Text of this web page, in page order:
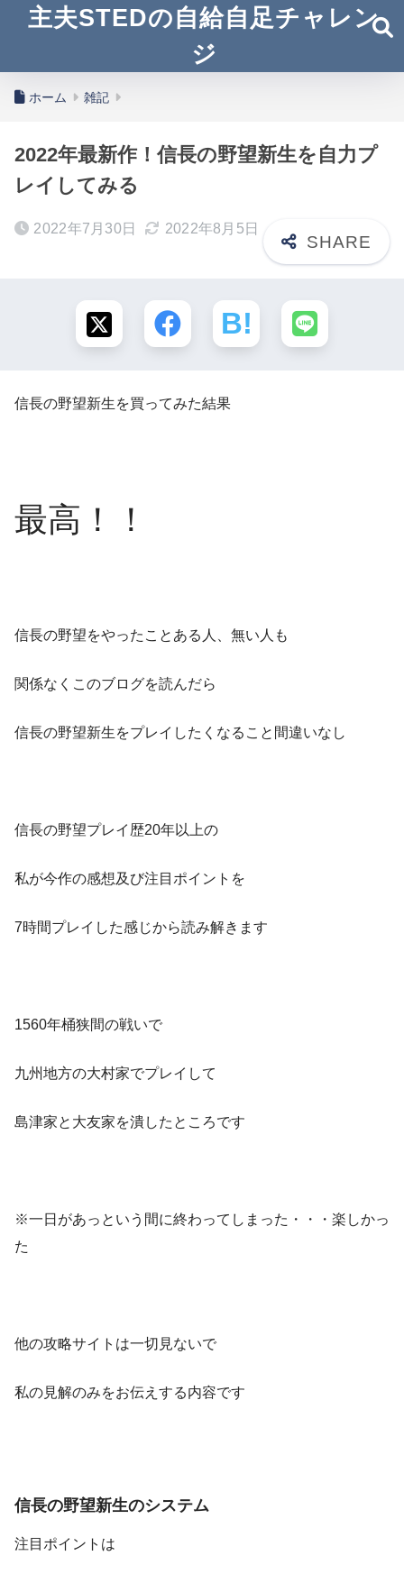
主夫STEDの自給自足チャレン
ジ
ホーム 雑記
2022年最新作！信長の野望新生を自力プ
レイしてみる
2022年7月30日 2022年8月5日
信長の野望新生を買ってみた結果
最高！！
信長の野望をやったことある人、無い人も
関係なくこのブログを読んだら
信長の野望新生をプレイしたくなること間違いなし
信長の野望プレイ歴20年以上の
私が今作の感想及び注目ポイントを
7時間プレイした感じから読み解きます
1560年桶狭間の戦いで
九州地方の大村家でプレイして
島津家と大友家を潰したところです
※一日があっという間に終わってしまった・・・楽しかっ
た
他の攻略サイトは一切見ないで
私の見解のみをお伝えする内容です
信長の野望新生のシステム
注目ポイントは